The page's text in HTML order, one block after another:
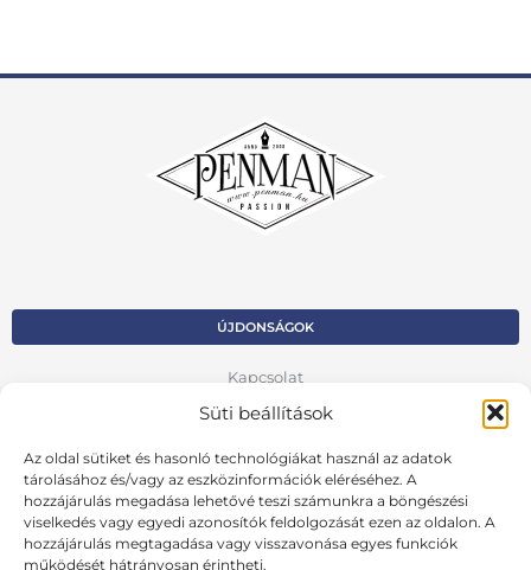
Süti beállítások
Az oldal sütiket és hasonló technológiákat használ az adatok
tárolásához és/vagy az eszközinformációk eléréséhez. A
hozzájárulás megadása lehetővé teszi számunkra a böngészési
viselkedés vagy egyedi azonosítók feldolgozását ezen az oldalon. A
hozzájárulás megtagadása vagy visszavonása egyes funkciók
működését hátrányosan érintheti.
ÚJDONSÁGOK
Kapcsolat
Kosár
Fiók
Adatvédelmi szabályzat
VISSZA AZ ELŐZŐ OLDALRA